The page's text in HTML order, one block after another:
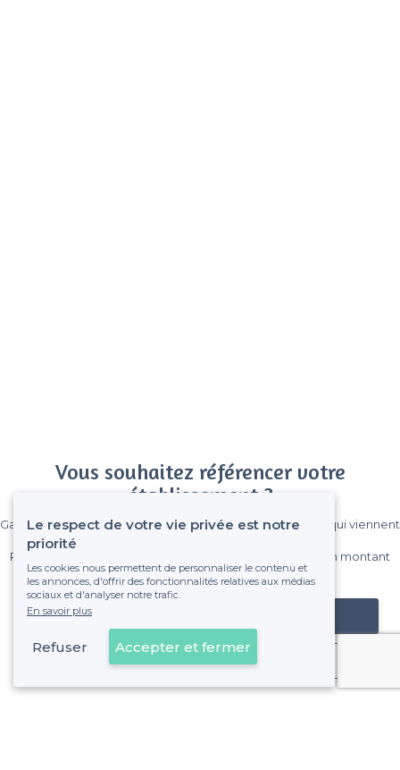
Vous souhaitez référencer votre
établissement ?
Gagnez de nombreux clients parmi le million de visiteurs qui viennent
Pas de commissions et sans engagement, vous payez un montant
fixe sans risque de voir déraper la facture.
Référencer mon établissement
Déjà client
Le respect de votre vie privée est notre
priorité
Les cookies nous permettent de personnaliser le contenu et
les annonces, d'offrir des fonctionnalités relatives aux médias
sociaux et d'analyser notre trafic.
En savoir plus
Refuser Accepter et fermer